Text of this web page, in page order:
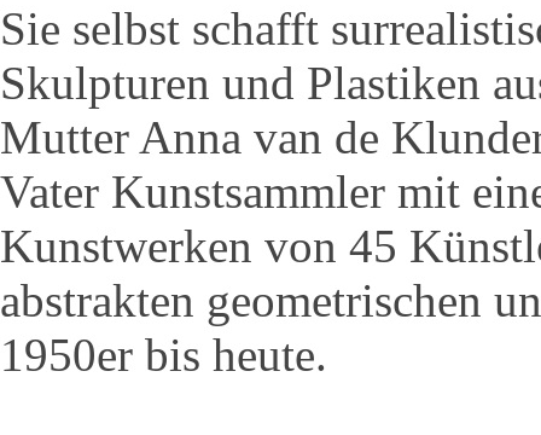
Sie selbst schafft
Skulpturen und Plastiken
Mutter Anna van de
Vater Kunstsammler mit
Kunstwerken von 45
abstrakten geometrischen
1950er bis heute.